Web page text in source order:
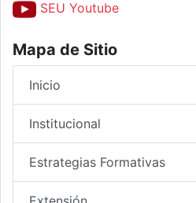
SEU Youtube
Mapa de Sitio
Inicio
Institucional
Estrategias Formativas